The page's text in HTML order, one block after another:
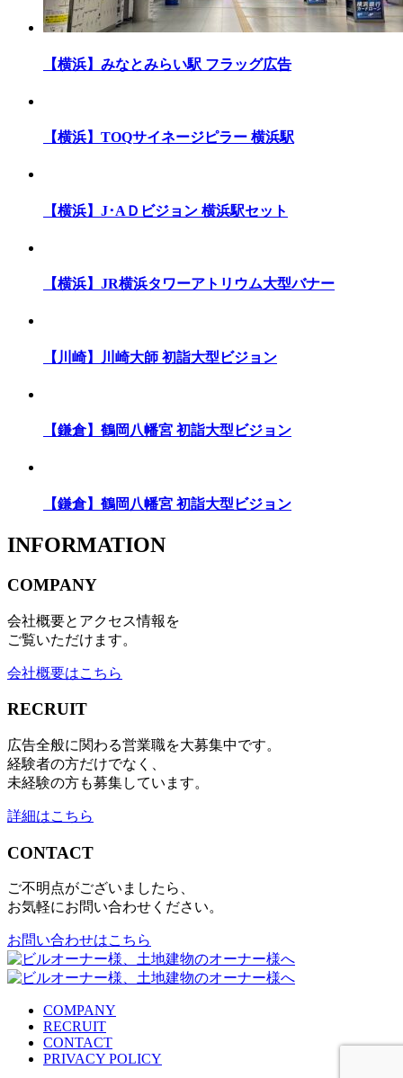
【横浜】みなとみらい駅 フラッグ広告
【横浜】TOQサイネージピラー 横浜駅
【横浜】J･AＤビジョン 横浜駅セット
【横浜】JR横浜タワーアトリウム大型バナー
【川崎】川崎大師 初詣大型ビジョン
【鎌倉】鶴岡八幡宮 初詣大型ビジョン
【鎌倉】鶴岡八幡宮 初詣大型ビジョン
INFORMATION
COMPANY
会社概要とアクセス情報を
ご覧いただけます。
会社概要はこちら
RECRUIT
広告全般に関わる営業職を大募集中です。
経験者の方だけでなく、
未経験の方も募集しています。
詳細はこちら
CONTACT
ご不明点がございましたら、
お気軽にお問い合わせください。
お問い合わせはこちら
COMPANY
RECRUIT
CONTACT
PRIVACY POLICY